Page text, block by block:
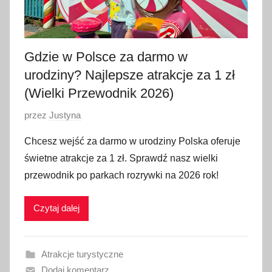
Gdzie w Polsce za darmo w
urodziny? Najlepsze atrakcje za 1 zł
(Wielki Przewodnik 2026)
O
u
b
l
i
a
przez Justyna
Chcesz wejść za darmo w urodziny Polska oferuje
świetne atrakcje za 1 zł. Sprawdź nasz wielki
przewodnik po parkach rozrywki na 2026 rok!
Czytaj dalej
Atrakcje turystyczne
Dodaj komentarz